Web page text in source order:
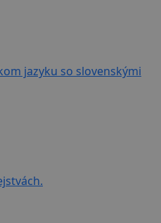
jazyku so slovenskými